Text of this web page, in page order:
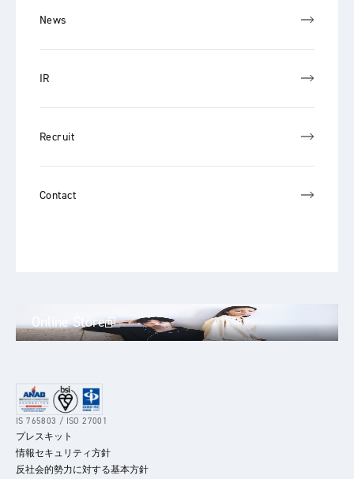
News
IR
Recruit
Contact
Online Store
IS 765803 / ISO 27001
プレスキット
情報セキュリティ方針
反社会的勢力に対する基本方針